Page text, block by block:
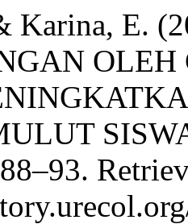
Karina, E.